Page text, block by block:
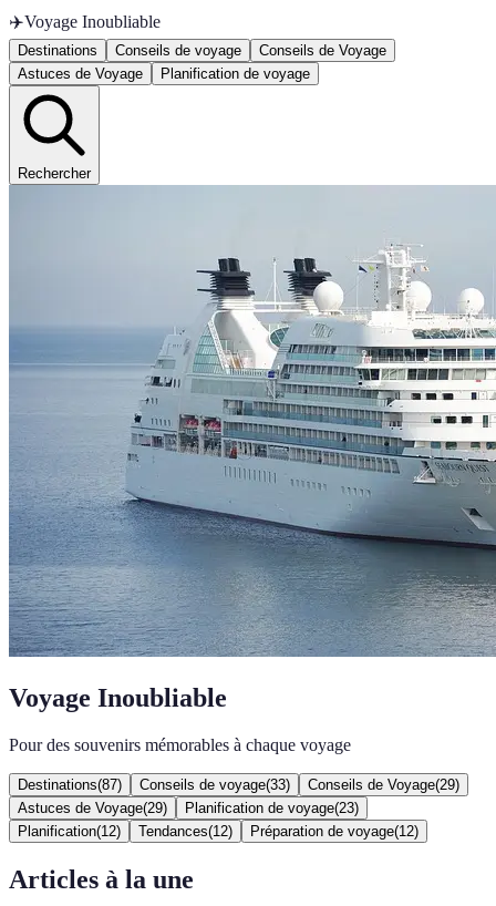
✈️Voyage Inoubliable
Destinations Conseils de voyage
Conseils de Voyage
Astuces de Voyage
Planification de voyage
Rechercher
Voyage Inoubliable
Pour des souvenirs mémorables à chaque voyage
Destinations(87) Conseils de voyage(33) Conseils de Voyage(29)
Astuces de Voyage(29) Planification de voyage(23)
Planification(12) Tendances(12) Préparation de voyage(12)
Articles à la une